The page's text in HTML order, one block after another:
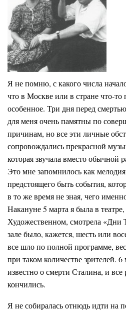
Я не помню, с какого числа
что в Москве или в стране что-то
особенное. Три дня перед
для меня очень памятны по
причинам, но все эти личные
сопровождались прекрасной
которая звучала вместо обычной
Это мне запомнилось как
предстоящего быть события,
в то же время не зная, чего
Накануне 5 марта я была в театре,
Художественном, смотрела
зале было, кажется, шесть или
все шло по полной программе,
при таком количестве зрителей. 6
известно о смерти Сталина, и все
кончились.
Я не собиралась отнюдь идти на